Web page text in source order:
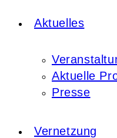
Aktuelles
Aktuelle
Presse
Vernetzung